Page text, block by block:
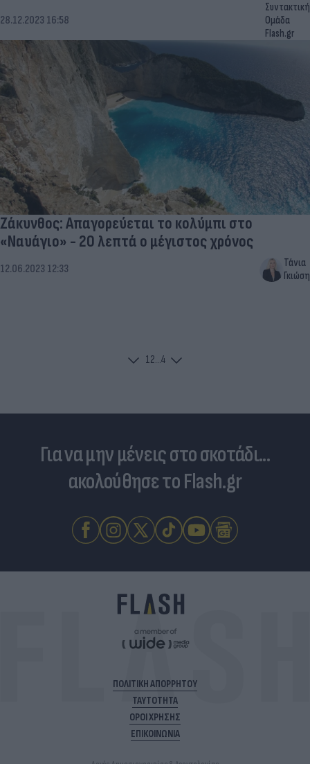
28.12.2023 16:58
Συντακτική
Ομάδα
Flash.gr
Ζάκυνθος: Απαγορεύεται το κολύμπι στο
«Ναυάγιο» - 20 λεπτά ο μέγιστος χρόνος
12.06.2023 12:33
Τάνια
Γκιώση
12...4
Για να μην μένεις στο σκοτάδι...
ακολούθησε το Flash.gr
ΠΟΛΙΤΙΚΗ ΑΠΟΡΡΗΤΟΥ
ΤΑΥΤΟΤΗΤΑ
ΟΡΟΙ ΧΡΗΣΗΣ
ΕΠΙΚΟΙΝΩΝΙΑ